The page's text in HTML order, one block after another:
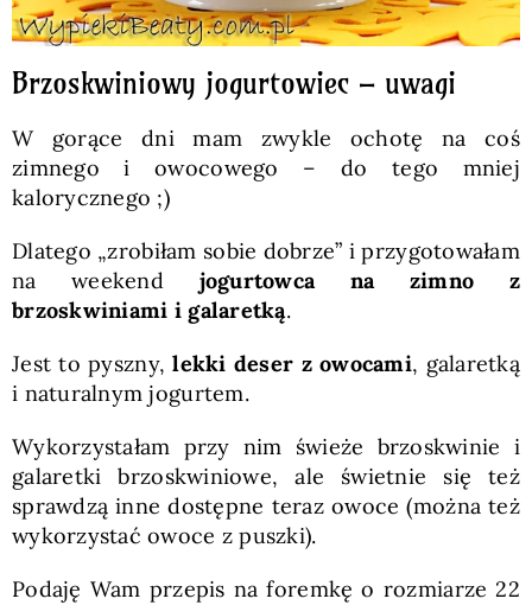
Brzoskwiniowy jogurtowiec – uwagi
W gorące dni mam zwykle ochotę na coś
zimnego i owocowego – do tego mniej
kalorycznego ;)
Dlatego „zrobiłam sobie dobrze” i przygotowałam
na weekendjogurtowca na zimno z
brzoskwiniami i galaretką.
Jest to pyszny,lekki deser z owocami, galaretką
i naturalnym jogurtem.
Wykorzystałam przy nim świeże brzoskwinie i
galaretki brzoskwiniowe, ale świetnie się też
sprawdzą inne dostępne teraz owoce (można też
wykorzystać owoce z puszki).
Podaję Wam przepis na foremkę o rozmiarze 22